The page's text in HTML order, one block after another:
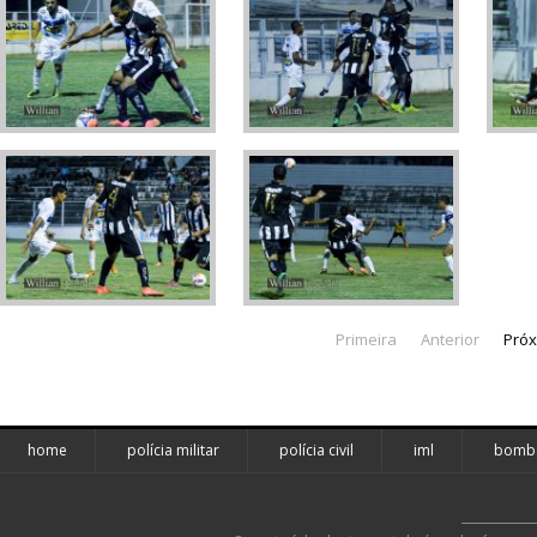
Primeira Anterior
home polícia militar polícia civil iml